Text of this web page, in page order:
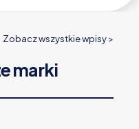
Zobacz wszystkie wpisy >
marki